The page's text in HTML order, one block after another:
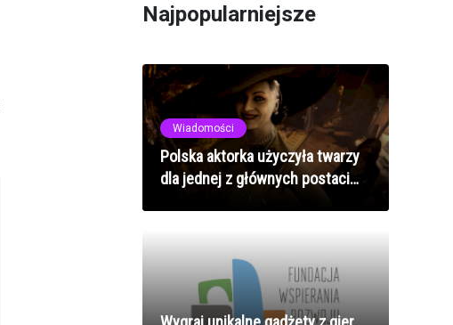
Najpopularniejsze
Wiadomości
Polska aktorka użyczyła twarzy
dla jednej z głównych postaci